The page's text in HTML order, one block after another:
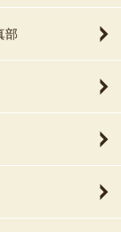
部